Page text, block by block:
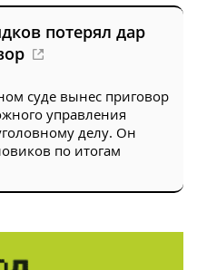
потерял дар
суде вынес приговор
управления
делу. Он
по итогам